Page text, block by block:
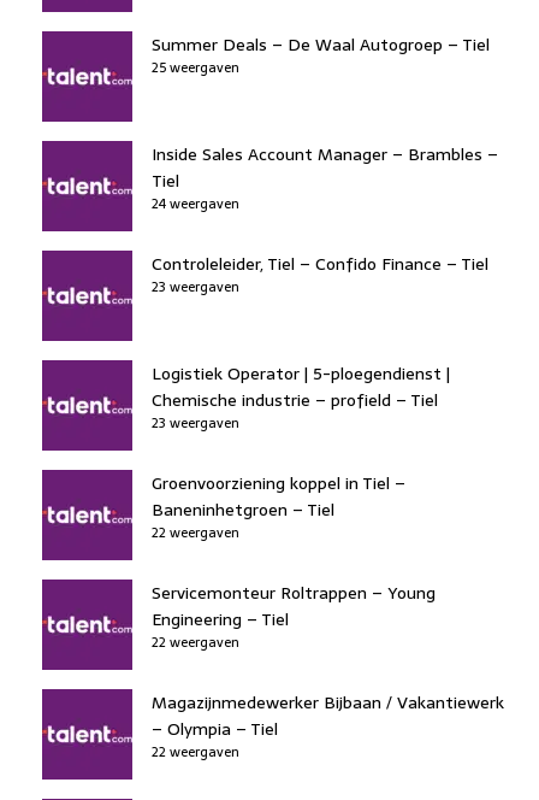
Summer Deals – De Waal Autogroep – Tiel
25 weergaven
Inside Sales Account Manager – Brambles –
Tiel
24 weergaven
Controleleider, Tiel – Confido Finance – Tiel
23 weergaven
Logistiek Operator | 5-ploegendienst |
Chemische industrie – profield – Tiel
23 weergaven
Groenvoorziening koppel in Tiel –
Baneninhetgroen – Tiel
22 weergaven
Servicemonteur Roltrappen – Young
Engineering – Tiel
22 weergaven
Magazijnmedewerker Bijbaan / Vakantiewerk
– Olympia – Tiel
22 weergaven